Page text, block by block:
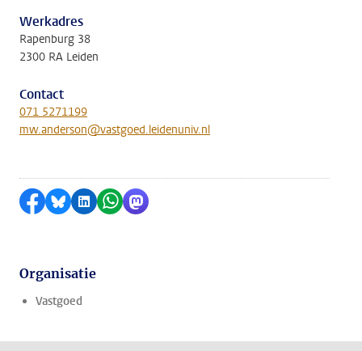
Werkadres
Rapenburg 38
2300 RA Leiden
Contact
071 5271199
mw.anderson@vastgoed.leidenuniv.nl
Delen op Facebook
Delen via Bluesky
Delen op LinkedIn
Delen via WhatsApp
Delen via Mastodon
Organisatie
Vastgoed